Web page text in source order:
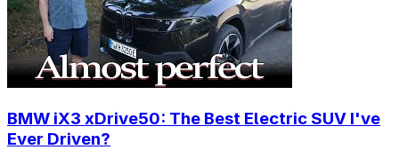
BMW iX3 xDrive50: The Best Electric SUV I've
Ever Driven?